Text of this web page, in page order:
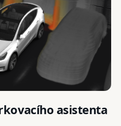
asistenta